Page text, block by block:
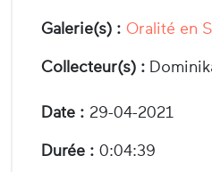
Galerie(s) : Oralité en
Collecteur(s) :
Date : 29-04-2021
Durée : 0:04:39